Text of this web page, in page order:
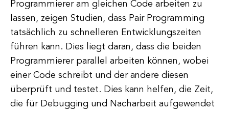
Programmierer am gleichen Code arbeiten zu
lassen, zeigen Studien, dass Pair Programming
tatsächlich zu schnelleren Entwicklungszeiten
führen kann. Dies liegt daran, dass die beiden
Programmierer parallel arbeiten können, wobei
einer Code schreibt und der andere diesen
überprüft und testet. Dies kann helfen, die Zeit,
die für Debugging und Nacharbeit aufgewendet